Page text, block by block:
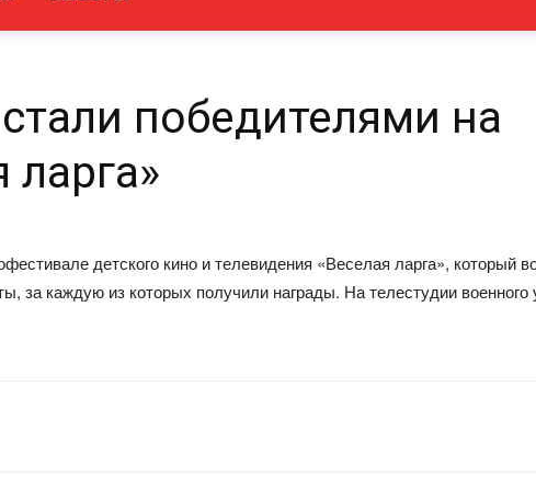
победителями на
ларга»
детского кино и телевидения «Веселая ларга», который
за каждую из которых получили награды. На телестудии